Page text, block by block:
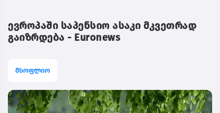
ევროპაში საპენსიო ასაკი მკვეთრად
გაიზრდება - Euronews
მსოფლიო